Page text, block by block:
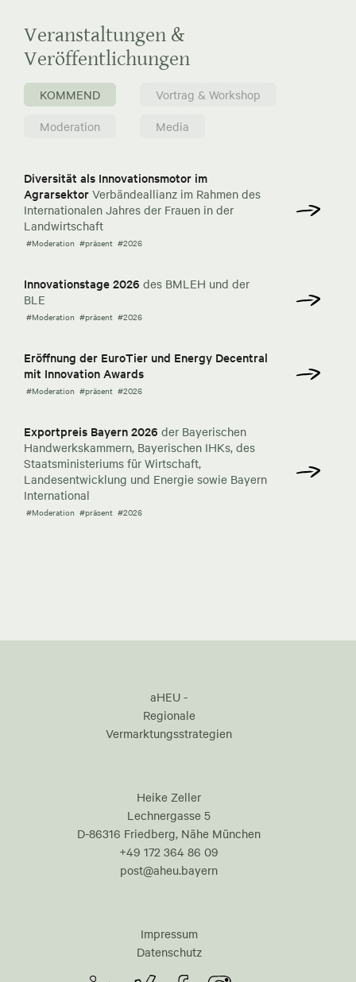
Veranstaltungen &
Veröffentlichungen
KOMMEND
Vortrag & Workshop
Moderation
Media
Diversität als Innovationsmotor im
Agrarsektor Verbändeallianz im Rahmen des
Internationalen Jahres der Frauen in der
Landwirtschaft
#Moderation #präsent #2026
Innovationstage 2026 des BMLEH und der
BLE
#Moderation #präsent #2026
Eröffnung der EuroTier und Energy Decentral
mit Innovation Awards
#Moderation #präsent #2026
Exportpreis Bayern 2026 der Bayerischen
Handwerkskammern, Bayerischen IHKs, des
Staatsministeriums für Wirtschaft,
Landesentwicklung und Energie sowie Bayern
International
#Moderation #präsent #2026
aHEU -
Regionale
Vermarktungsstrategien
Heike Zeller
Lechnergasse 5
D-86316 Friedberg, Nähe München
+49 172 364 86 09
post@aheu.bayern
Impressum
Datenschutz